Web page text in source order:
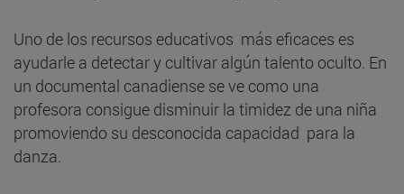
Uno de los recursos educativos más eficaces es
ayudarle a detectar y cultivar algún talento oculto. En
un documental canadiense se ve como una
profesora consigue disminuir la timidez de una niña
promoviendo su desconocida capacidad para la
danza.